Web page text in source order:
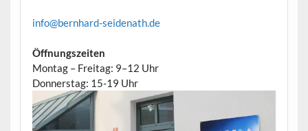
info@bernhard-seidenath.de
Öffnungszeiten
Montag – Freitag: 9–12 Uhr
Donnerstag: 15-19 Uhr